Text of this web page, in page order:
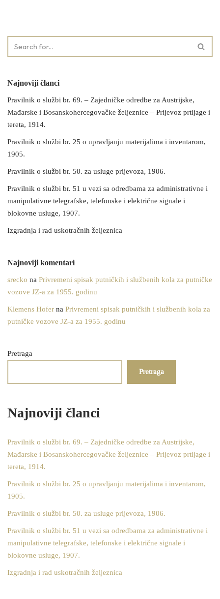
Najnoviji članci
Pravilnik o službi br. 69. – Zajedničke odredbe za Austrijske,
Mađarske i Bosanskohercegovačke željeznice – Prijevoz prtljage i
tereta, 1914.
Pravilnik o službi br. 25 o upravljanju materijalima i inventarom,
1905.
Pravilnik o službi br. 50. za usluge prijevoza, 1906.
Pravilnik o službi br. 51 u vezi sa odredbama za administrativne i
manipulativne telegrafske, telefonske i električne signale i
blokovne usluge, 1907.
Izgradnja i rad uskotračnih željeznica
Najnoviji komentari
srecko na Privremeni spisak putničkih i službenih kola za putničke
vozove JZ-a za 1955. godinu
Klemens Hofer na Privremeni spisak putničkih i službenih kola za
putničke vozove JZ-a za 1955. godinu
Pretraga
Pretraga
Najnoviji članci
Pravilnik o službi br. 69. – Zajedničke odredbe za Austrijske,
Mađarske i Bosanskohercegovačke željeznice – Prijevoz prtljage i
tereta, 1914.
Pravilnik o službi br. 25 o upravljanju materijalima i inventarom,
1905.
Pravilnik o službi br. 50. za usluge prijevoza, 1906.
Pravilnik o službi br. 51 u vezi sa odredbama za administrativne i
manipulativne telegrafske, telefonske i električne signale i
blokovne usluge, 1907.
Izgradnja i rad uskotračnih željeznica